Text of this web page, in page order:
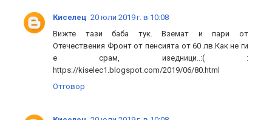
Киселец 20 юли 2019 г. в 10:08
Вижте тази баба тук. Вземат и пари от
Отечествения Фронт от пенсията от 60 лв.Как не ги
е срам, изедници..:( :
https://kiselec1.blogspot.com/2019/06/80.html
Отговор